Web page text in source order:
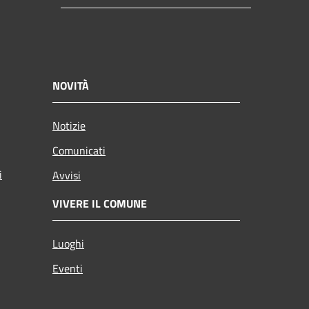
NOVITÀ
Notizie
Comunicati
Avvisi
VIVERE IL COMUNE
Luoghi
Eventi